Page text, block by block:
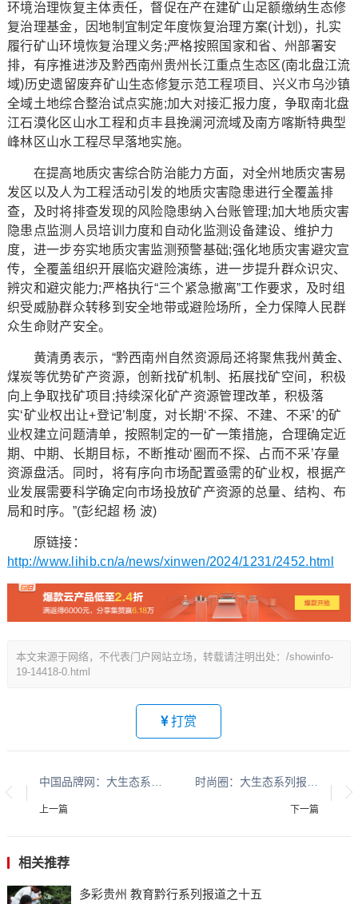
环境治理恢复主体责任，督促在产在建矿山足额缴纳生态修
复治理基金，因地制宜制定年度恢复治理方案(计划)，扎实
履行矿山环境恢复治理义务;严格按照国家和省、州部署安
排，有序推进涉及黔西南州贵州长江重点生态区(南北盘江流
域)历史遗留废弃矿山生态修复示范工程项目、兴义市乌沙镇
全域土地综合整治试点实施;加大对接汇报力度，争取南北盘
江石漠化区山水工程和贞丰县挽澜河流域及南方喀斯特典型
峰林区山水工程尽早落地实施。
在提高地质灾害综合防治能力方面，对全州地质灾害易
发区以及人为工程活动引发的地质灾害隐患进行全覆盖排
查，及时将排查发现的风险隐患纳入台账管理;加大地质灾害
隐患点监测人员培训力度和自动化监测设备建设、维护力
度，进一步夯实地质灾害监测预警基础;强化地质灾害避灾宣
传，全覆盖组织开展临灾避险演练，进一步提升群众识灾、
辨灾和避灾能力;严格执行“三个紧急撤离”工作要求，及时组
织受威胁群众转移到安全地带或避险场所，全力保障人民群
众生命财产安全。
黄清勇表示，“黔西南州自然资源局还将聚焦我州黄金、
煤炭等优势矿产资源，创新找矿机制、拓展找矿空间，积极
向上争取找矿项目;持续深化矿产资源管理改革，积极落
实‘矿业权出让+登记’制度，对长期‘不探、不建、不采’的矿
业权建立问题清单，按照制定的一矿一策措施，合理确定近
期、中期、长期目标，不断推动‘圈而不探、占而不采’存量
资源盘活。同时，将有序向市场配置亟需的矿业权，根据产
业发展需要科学确定向市场投放矿产资源的总量、结构、布
局和时序。”(彭纪超 杨 波)
原链接：
http://www.lihib.cn/a/news/xinwen/2024/1231/2452.html
本文来源于网络，不代表门户网站立场，转载请注明出处：/showinfo-
19-14418-0.html
打赏
上一篇 下一篇
相关推荐
多彩贵州 教育黔行系列报道之十五